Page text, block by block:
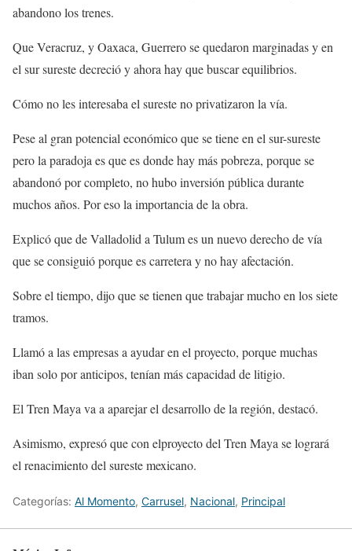
abandono los trenes.
Que Veracruz, y Oaxaca, Guerrero se quedaron marginadas y en
el sur sureste decreció y ahora hay que buscar equilibrios.
Cómo no les interesaba el sureste no privatizaron la vía.
Pese al gran potencial económico que se tiene en el sur-sureste
pero la paradoja es que es donde hay más pobreza, porque se
abandonó por completo, no hubo inversión pública durante
muchos años. Por eso la importancia de la obra.
Explicó que de Valladolid a Tulum es un nuevo derecho de vía
que se consiguió porque es carretera y no hay afectación.
Sobre el tiempo, dijo que se tienen que trabajar mucho en los siete
tramos.
Llamó a las empresas a ayudar en el proyecto, porque muchas
iban solo por anticipos, tenían más capacidad de litigio.
El Tren Maya va a aparejar el desarrollo de la región, destacó.
Asimismo, expresó que con elproyecto del Tren Maya se logrará
el renacimiento del sureste mexicano.
Categorías: Al Momento, Carrusel, Nacional, Principal